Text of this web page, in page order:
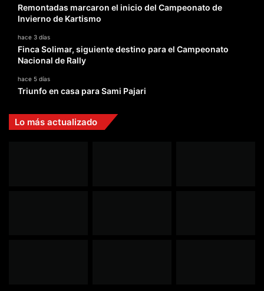
Remontadas marcaron el inicio del Campeonato de
Invierno de Kartismo
hace 3 días
Finca Solimar, siguiente destino para el Campeonato
Nacional de Rally
hace 5 días
Triunfo en casa para Sami Pajari
Lo más actualizado